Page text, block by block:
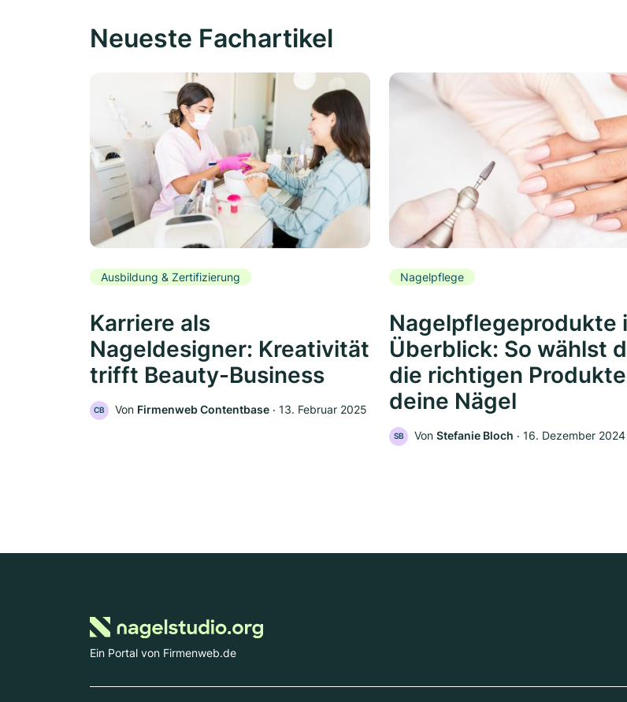
Neueste Fachartikel
Ausbildung & Zertifizierung
Karriere als
Nageldesigner: Kreativität
trifft Beauty-Business
CB Von Firmenweb Contentbase ‧ 13. Februar 2025
Nagelpflege
Nagelpflegeprodukte
Überblick: So wählst
die richtigen
deine Nägel
SB Von Stefanie Bloch ‧ 16. Dezember 2024
Ein Portal von Firmenweb.de